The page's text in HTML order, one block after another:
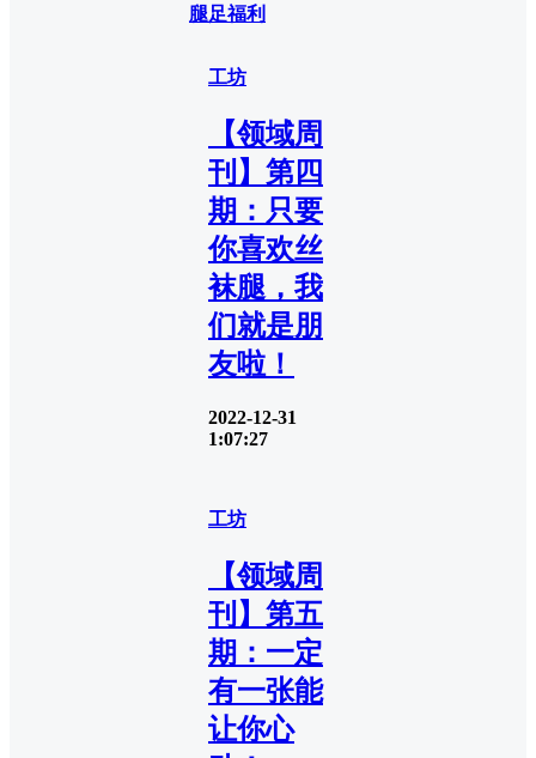
腿足福利
工坊
【领域周
刊】第四
期：只要
你喜欢丝
袜腿，我
们就是朋
友啦！
2022-12-31
1:07:27
工坊
【领域周
刊】第五
期：一定
有一张能
让你心